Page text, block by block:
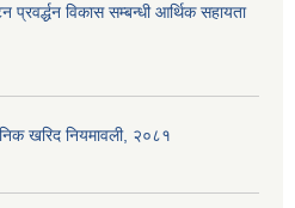
विकास सम्बन्धी आर्थिक सहायता
खरिद नियमावली, २०८१